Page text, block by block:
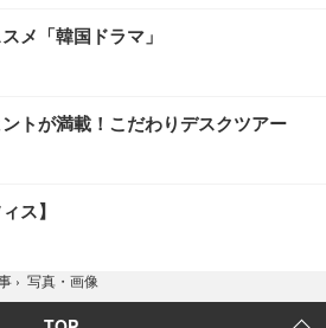
メ「韓国ドラマ」
トが満載！こだわりデスクツアー
ス】
› 写真・画像